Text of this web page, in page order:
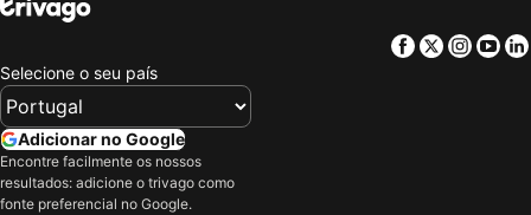
Facebook
Twitter
Selecione o seu país
Adicionar no Google
Encontre facilmente os nossos
resultados: adicione o trivago como
fonte preferencial no Google.